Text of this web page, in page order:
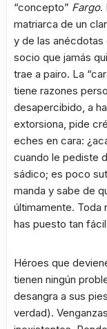
“concepto” Fargo.
matriarca de un
y de las anécdotas
socio que jamás
trae a pairo. La
tiene razones
desapercibido, a
extorsiona, pide
eches en cara:
cuando le pediste
sádico; es poco
manda y sabe de
últimamente. Toda
has puesto tan
Héroes que
tienen ningún
desangra a sus
verdad).